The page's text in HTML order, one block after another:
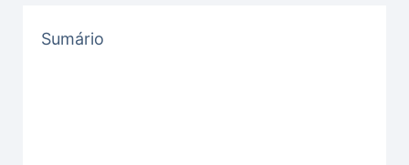
Sumário